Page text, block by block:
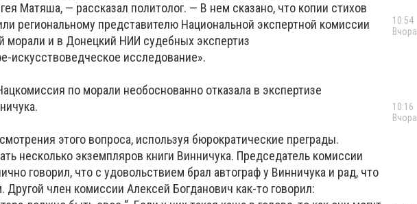
Матяша, — рассказал политолог. — В нем сказано, что копии стихов
региональному представителю Национальной экспертной комиссии
морали и в Донецкий НИИ судебных экспертиз
искусствоведческое исследование».
по морали необоснованно отказала в экспертизе
этого вопроса, используя бюрократические преграды.
несколько экземпляров книги Винничука. Председатель комиссии
говорил, что с удовольствием брал автограф у Винничука и рад, что
Другой член комиссии Алексей Богданович как-то говорил:
10:54
Вчора
10:16
Вчора